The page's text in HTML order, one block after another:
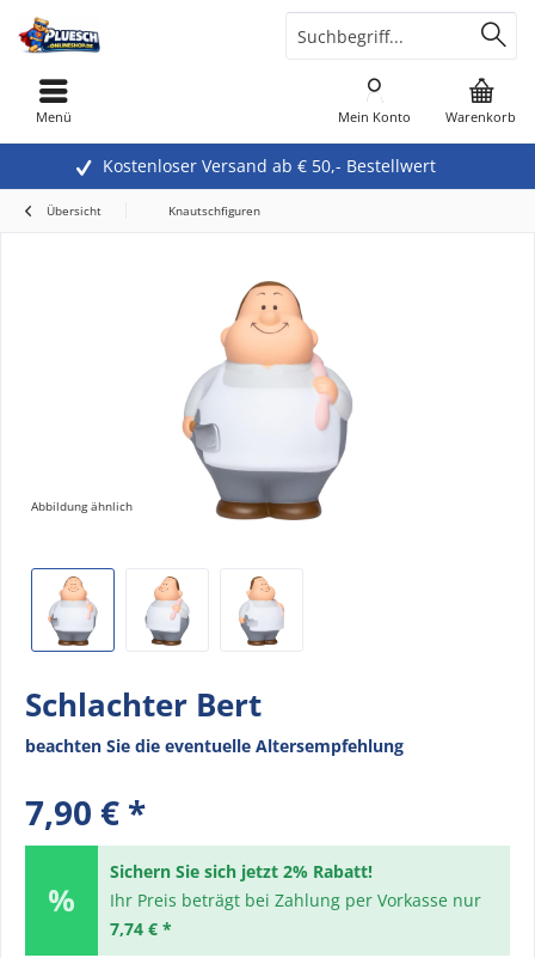
Kostenloser Versand ab € 50,- Bestellwert
Warenkorb
Mein Konto
Menü
Übersicht Knautschfiguren
Abbildung ähnlich
Schlachter Bert
beachten Sie die eventuelle Altersempfehlung
7,90 € *
Sichern Sie sich jetzt 2% Rabatt!
Ihr Preis beträgt bei Zahlung per Vorkasse nur
7,74 € *